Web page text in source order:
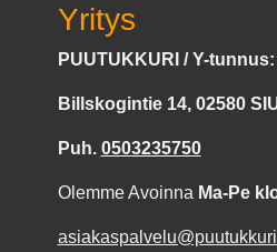
Yritys
PUUTUKKURI / Y-
Billskogintie 14, 02580
Puh. 0503235750
Olemme Avoinna Ma-Pe